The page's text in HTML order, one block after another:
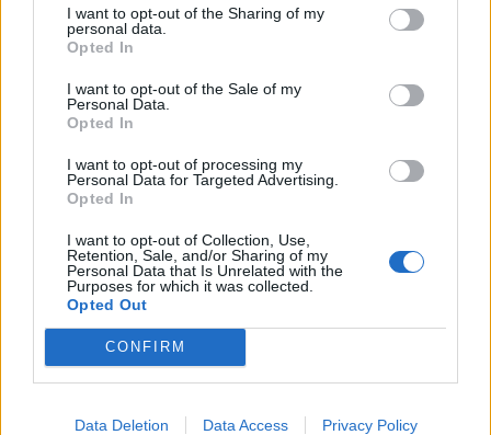
I want to opt-out of the Sharing of my
personal data.
Opted In
I want to opt-out of the Sale of my
Personal Data.
Opted In
I want to opt-out of processing my
Personal Data for Targeted Advertising.
Opted In
I want to opt-out of Collection, Use,
Retention, Sale, and/or Sharing of my
Personal Data that Is Unrelated with the
Purposes for which it was collected.
Opted Out
CONFIRM
Data Deletion Data Access Privacy Policy
Φωτογραφία: iStock
Facebook
Twitter
ΚΟΡΟΝΟΙΟΣ ΜΕΤΑΛΛΑΞΗ ΚΡΑΚΕΝ